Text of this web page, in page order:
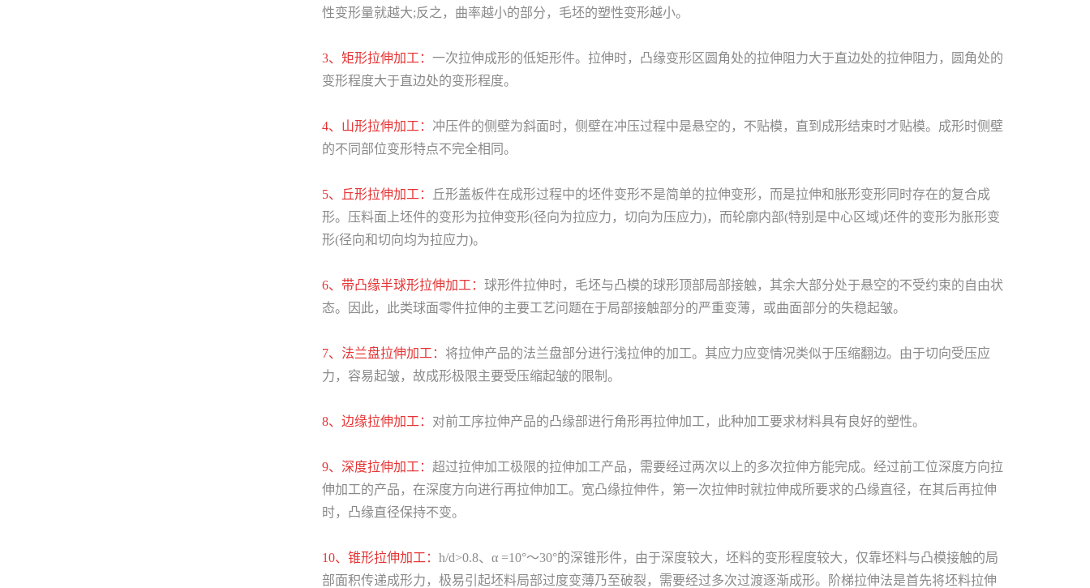
性变形量就越大;反之，曲率越小的部分，毛坯的塑性变形越小。
3、矩形拉伸加工： 一次拉伸成形的低矩形件。拉伸时，凸缘变形区圆角处的拉伸阻力大于直边处的拉伸阻力，圆角处的
变形程度大于直边处的变形程度。
4、山形拉伸加工： 冲压件的侧壁为斜面时，侧壁在冲压过程中是悬空的，不贴模，直到成形结束时才贴模。成形时侧壁
的不同部位变形特点不完全相同。
5、丘形拉伸加工：
丘形盖板件在成形过程中的坯件变形不是简单的拉伸变形，而是拉伸和胀形变形同时存在的复合成
形。压料面上坯件的变形为拉伸变形(径向为拉应力，切向为压应力)，而轮廓内部(特别是中心区域)坯件的变形为胀形变
形(径向和切向均为拉应力)。
6、带凸缘半球形拉伸加工： 球形件拉伸时，毛坯与凸模的球形顶部局部接触，其余大部分处于悬空的不受约束的自由状
态。因此，此类球面零件拉伸的主要工艺问题在于局部接触部分的严重变薄，或曲面部分的失稳起皱。
7、法兰盘拉伸加工： 将拉伸产品的法兰盘部分进行浅拉伸的加工。其应力应变情况类似于压缩翻边。由于切向受压应
力，容易起皱，故成形极限主要受压缩起皱的限制。
8、边缘拉伸加工： 对前工序拉伸产品的凸缘部进行角形再拉伸加工，此种加工要求材料具有良好的塑性。
9、深度拉伸加工： 超过拉伸加工极限的拉伸加工产品，需要经过两次以上的多次拉伸方能完成。经过前工位深度方向拉
伸加工的产品，在深度方向进行再拉伸加工。宽凸缘拉伸件，第一次拉伸时就拉伸成所要求的凸缘直径，在其后再拉伸
时，凸缘直径保持不变。
10、锥形拉伸加工： h/d>0.8、α =10°～30°的深锥形件，由于深度较大，坯料的变形程度较大，仅靠坯料与凸模接触的局
部面积传递成形力，极易引起坯料局部过度变薄乃至破裂，需要经过多次过渡逐渐成形。阶梯拉伸法是首先将坯料拉伸